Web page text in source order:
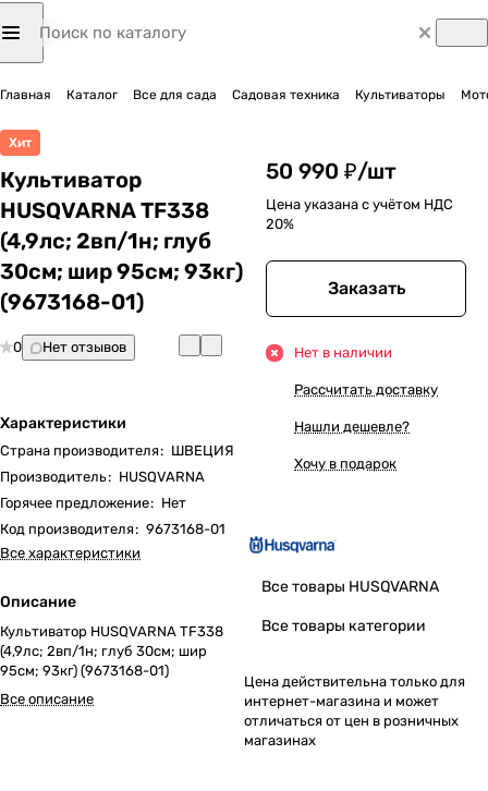
Главная Каталог Все для сада Садовая техника Культиваторы
Хит
Культиватор
HUSQVARNA TF338
(4,9лс; 2вп/1н; глуб
30см; шир 95см; 93кг)
(9673168-01)
0 Нет отзывов
Характеристики
Страна производителя: ШВЕЦИЯ
Производитель: HUSQVARNA
Горячее предложение: Нет
Код производителя: 9673168-01
Все характеристики
Описание
Культиватор HUSQVARNA TF338
(4,9лс; 2вп/1н; глуб 30см; шир
95см; 93кг) (9673168-01)
Все описание
50 990 ₽/шт
Цена указана с учётом НДС
20%
Заказать
Нет в наличии
Рассчитать доставку
Нашли дешевле?
Хочу в подарок
Все товары HUSQVARNA
Все товары категории
Цена действительна только для
интернет-магазина и может
отличаться от цен в розничных
магазинах